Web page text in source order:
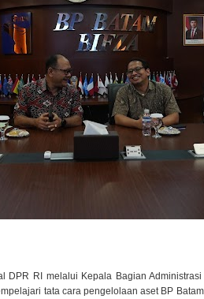
DPR RI melalui Kepala Bagian
tata cara pengelolaan aset BP